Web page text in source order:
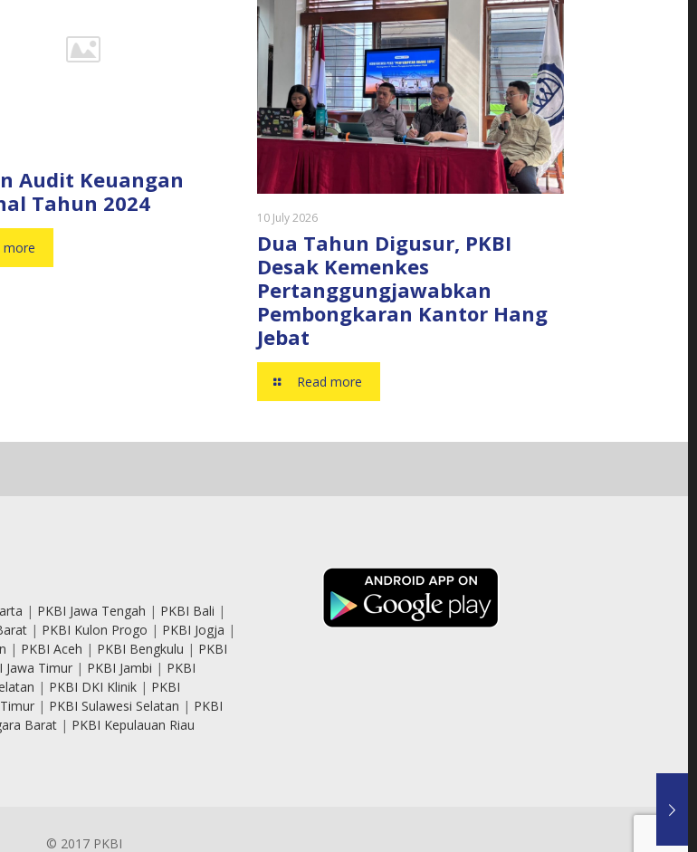
Audit Keuangan
Tahun 2024
more
10 July 2026
Dua Tahun Digusur, PKBI
Desak Kemenkes
Pertanggungjawabkan
Pembongkaran Kantor Hang
Jebat
Read more
| PKBI Jawa Tengah | PKBI Bali |
| PKBI Kulon Progo | PKBI Jogja |
| PKBI Aceh | PKBI Bengkulu | PKBI
Jawa Timur | PKBI Jambi | PKBI
| PKBI DKI Klinik | PKBI
| PKBI Sulawesi Selatan | PKBI
Barat | PKBI Kepulauan Riau
© 2017 PKBI